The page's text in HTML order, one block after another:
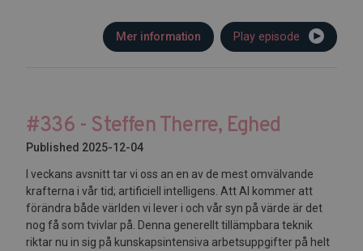
Play episode
Mer information
#336 - Steffen Therre, Eghed
Published 2025-12-04
I veckans avsnitt tar vi oss an en av de mest omvälvande
krafterna i vår tid; artificiell intelligens. Att AI kommer att
förändra både världen vi lever i och vår syn på värde är det
nog få som tvivlar på. Denna generellt tillämpbara teknik
riktar nu in sig på kunskapsintensiva arbetsuppgifter på helt